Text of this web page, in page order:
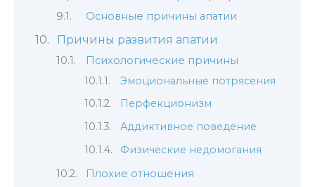
Основные причины апатии
Причины развития апатии
Психологические причины
Эмоциональные потрясения
Перфекционизм
Аддиктивное поведение
Физические недомогания
Плохие отношения